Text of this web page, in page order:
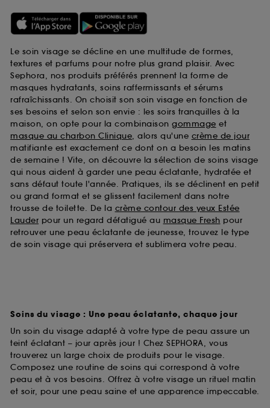
Le soin visage se décline en une multitude de formes,
textures et parfums pour notre plus grand plaisir. Avec
Sephora, nos produits préférés prennent la forme de
masques hydratants, soins raffermissants et sérums
rafraîchissants. On choisit son soin visage en fonction de
ses besoins et selon son envie : les soirs tranquilles à la
maison, on opte pour la combinaison gommage et
masque au charbon Clinique, alors qu'une crème de jour
matifiante est exactement ce dont on a besoin les matins
de semaine ! Vite, on découvre la sélection de soins visage
qui nous aident à garder une peau éclatante, hydratée et
sans défaut toute l'année. Pratiques, ils se déclinent en petit
ou grand format et se glissent facilement dans notre
trousse de toilette. De la crème contour des yeux Estée
Lauder pour un regard défatigué au masque Fresh pour
retrouver une peau éclatante de jeunesse, trouvez le type
de soin visage qui préservera et sublimera votre peau.
Soins du visage : Une peau éclatante, chaque jour
Un soin du visage adapté à votre type de peau assure un
teint éclatant – jour après jour ! Chez SEPHORA, vous
trouverez un large choix de produits pour le visage.
Composez une routine de soins qui correspond à votre
peau et à vos besoins. Offrez à votre visage un rituel matin
et soir, pour une peau saine et une apparence impeccable.